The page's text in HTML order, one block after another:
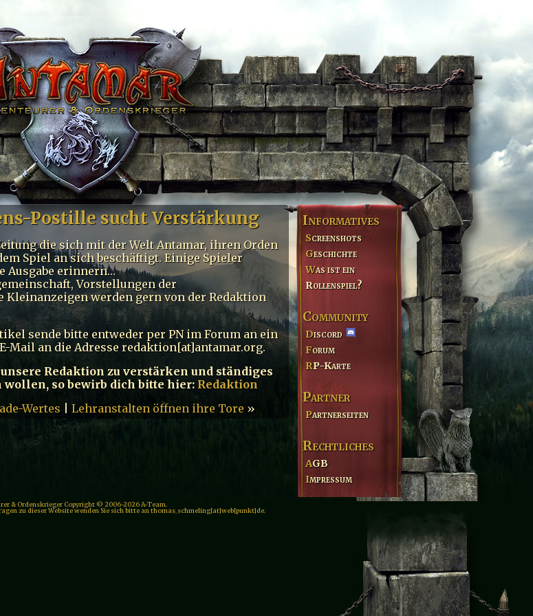
Postille sucht Verstärkung
die sich mit der Welt Antamar, ihren Orden
Spiel an sich beschäftigt. Einige Spieler
Ausgabe erinnern…
Vorstellungen der
Kleinanzeigen werden gern von der Redaktion
sende bitte entweder per PN im Forum an ein
Mail an die Adresse redaktion[at]antamar.org.
Redaktion zu verstärken und ständiges
so bewirb dich bitte hier: Redaktion
Wertes Lehranstalten öffnen ihre Tore »
Informatives
Screenshots
Geschichte
Was ist ein
Rollenspiel?
Community
Discord
Forum
RP-Karte
Partner
Partnerseiten
Rechtliches
AGB
Impressum
& Ordenskrieger Copyright © 2006-2026 A-Team.
zu dieser Website wenden Sie sich bitte an thomas_schmeling[at]web[punkt]de.